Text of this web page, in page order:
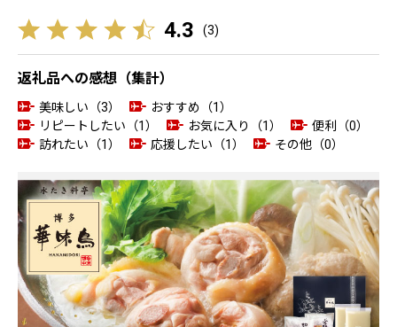
4.3 (3)
返礼品への感想（集計）
美味しい（3）
おすすめ（1）
リピートしたい（1）
お気に入り（1）
便利（0）
訪れたい（1）
応援したい（1） その他（0）